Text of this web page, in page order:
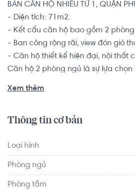
BÁN CĂN HỘ NHIÊU TỨ 1, QUẬN
- Diện tích: 71m2.
- Kết cấu căn hộ bao gồm 2
- Ban công rộng rãi, view đón gió
- Căn hộ thiết kế hiện đại, nội thất
Căn hộ 2 phòng ngủ là sự lựa
Căn hộ Nhiêu Tứ 1 xây chắc chắn,
tâm, đi sân bay, bến xe; Gần các
bệnh viện, trung tâm thể thao, công
Xích Long.
Xem thêm
Thông tin cơ bản
Loại hình
Phòng ngủ
Phòng tắm